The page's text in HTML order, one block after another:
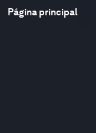
Página principal